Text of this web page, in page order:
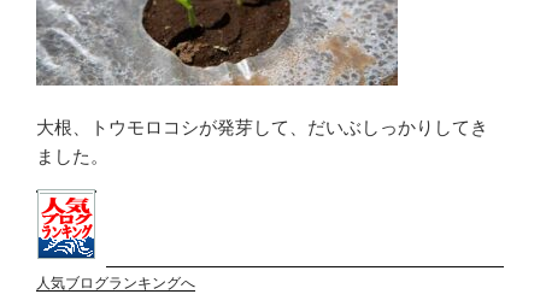
大根、トウモロコシが発芽して、だいぶしっかりしてき
ました。
人気ブログランキングへ